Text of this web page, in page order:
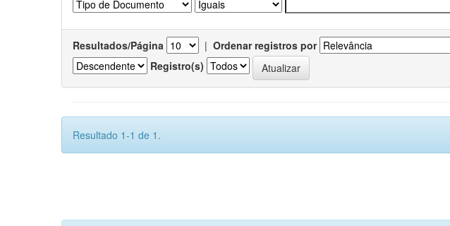
Resultados/Página | Ordenar registros por
Registro(s)
Resultado 1-1 de 1.